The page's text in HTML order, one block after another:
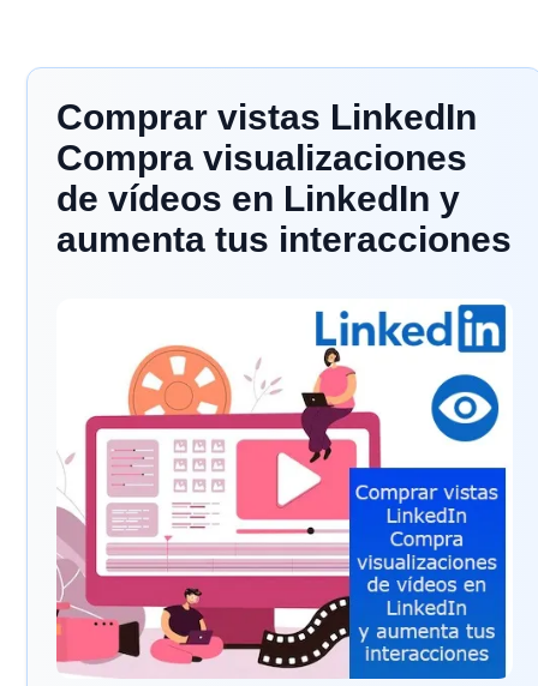
Comprar vistas LinkedIn
Compra visualizaciones
de vídeos en LinkedIn y
aumenta tus interacciones